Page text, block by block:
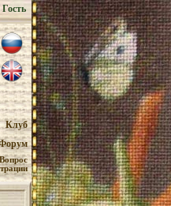
Гость
Клуб
Вопрос